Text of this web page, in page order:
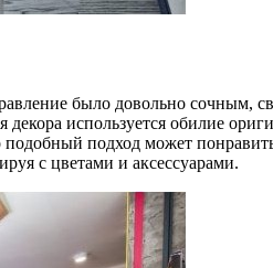
было довольно
используется обилие
подход может
с цветами и аксессуарами.